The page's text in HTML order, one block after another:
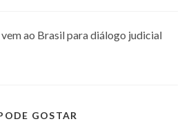
ao Brasil para diálogo judicial
GOSTAR